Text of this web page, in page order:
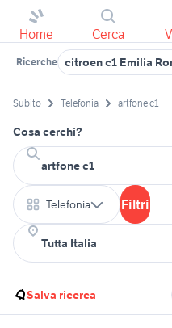
Home Cerca
Ricerche citroen c1 Emilia
Subito Telefonia artfone c1
Cosa cerchi?
Telefonia Filtri
Salva ricerca